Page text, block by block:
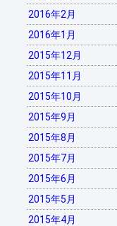
2016年2月
2016年1月
2015年12月
2015年11月
2015年10月
2015年9月
2015年8月
2015年7月
2015年6月
2015年5月
2015年4月